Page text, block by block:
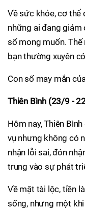
Về sức khỏe, cơ thể
những ai đang giảm
số mong muốn.
bạn thường xuyên
Con số may mắn
Thiên Bình (23/9 -
Hôm nay, Thiên
vụ nhưng không có
nhận lỗi sai, đón
trung vào sự phát
Về mặt tài lộc, tiền
sống, nhưng một